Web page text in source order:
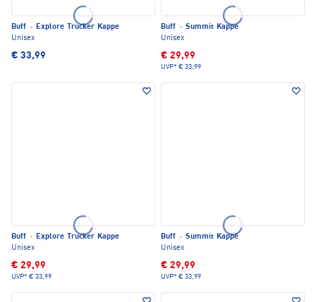
Buff · Explore Trucker Kappe
Unisex
€ 33,99
Buff · Summit Kappe
Unisex
€ 29,99
UVP* € 33,99
Buff · Explore Trucker Kappe
Unisex
€ 29,99
UVP* € 33,99
Buff · Summit Kappe
Unisex
€ 29,99
UVP* € 33,99